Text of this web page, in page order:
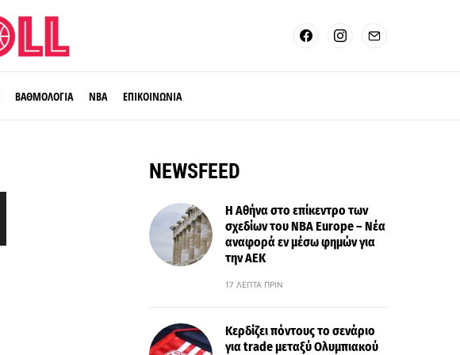
ΒΑΘΜΟΛΟΓΙΑ ΝΒΑ ΕΠΙΚΟΙΝΩΝΙΑ
NEWSFEED
Η Αθήνα στο επίκεντρο των
σχεδίων του NBA Europe – Νέα
αναφορά εν μέσω φημών για
την ΑΕΚ
17 ΛΕΠΤΆ ΠΡΙΝ
Κερδίζει πόντους το σενάριο
για trade μεταξύ Ολυμπιακού